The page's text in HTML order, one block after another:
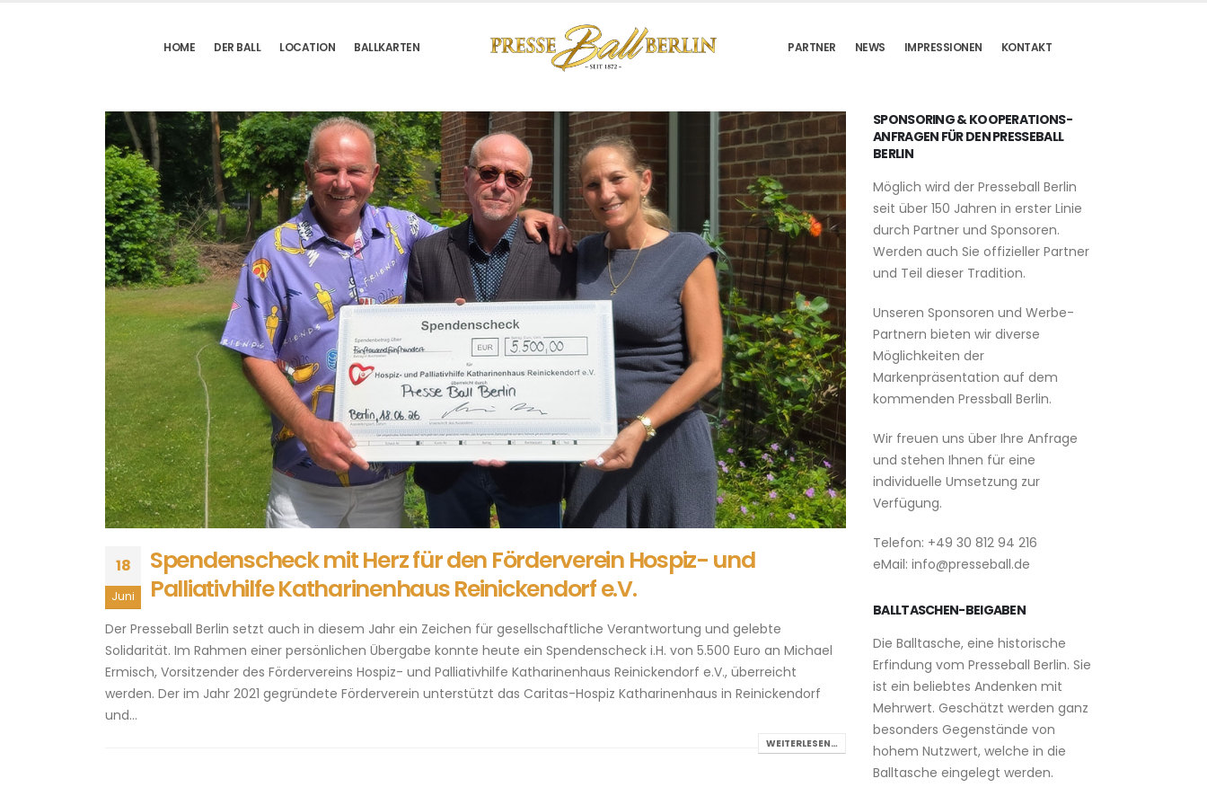
HOME DER BALL LOCATION BALLKARTEN PARTNER NEWS IMPRESSIONEN KONTAKT
18
Juni
Spendenscheck mit Herz für den Förderverein Hospiz- und
Palliativhilfe Katharinenhaus Reinickendorf e.V.
Der Presseball Berlin setzt auch in diesem Jahr ein Zeichen für gesellschaftliche Verantwortung und gelebte
Solidarität. Im Rahmen einer persönlichen Übergabe konnte heute ein Spendenscheck i.H. von 5.500 Euro an Michael
Ermisch, Vorsitzender des Fördervereins Hospiz- und Palliativhilfe Katharinenhaus Reinickendorf e.V., überreicht
werden. Der im Jahr 2021 gegründete Förderverein unterstützt das Caritas-Hospiz Katharinenhaus in Reinickendorf
und...
WEITERLESEN…
SPONSORING & KOOPERATIONS-
ANFRAGEN FÜR DEN PRESSEBALL
BERLIN
Möglich wird der Presseball Berlin
seit über 150 Jahren in erster Linie
durch Partner und Sponsoren.
Werden auch Sie offizieller Partner
und Teil dieser Tradition.
Unseren Sponsoren und Werbe-
Partnern bieten wir diverse
Möglichkeiten der
Markenpräsentation auf dem
kommenden Pressball Berlin.
Wir freuen uns über Ihre Anfrage
und stehen Ihnen für eine
individuelle Umsetzung zur
Verfügung.
Telefon: +49 30 812 94 216
eMail: info@presseball.de
BALLTASCHEN-BEIGABEN
Die Balltasche, eine historische
Erfindung vom Presseball Berlin. Sie
ist ein beliebtes Andenken mit
Mehrwert. Geschätzt werden ganz
besonders Gegenstände von
hohem Nutzwert, welche in die
Balltasche eingelegt werden.